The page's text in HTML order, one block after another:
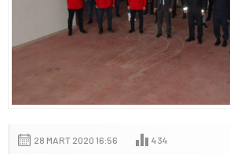
28 MART 2020 16:56 434